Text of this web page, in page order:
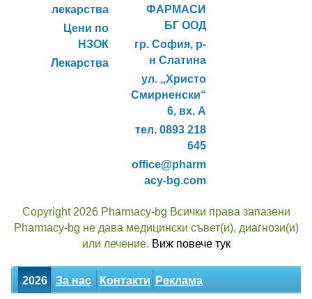
лекарства
Цени по
НЗОК
Лекарства
ФАРМАСИ
БГ ООД
гр. София, р-
н Слатина
ул. „Христо
Смирненски“
6, вх. А
тел. 0893 218
645
office@pharm
acy-bg.com
Copyright 2026 Pharmacy-bg Всички права запазени
Pharmacy-bg не дава медицински съвет(и), диагнози(и)
или лечение. Виж повече тук
2026 За нас Контакти Реклама